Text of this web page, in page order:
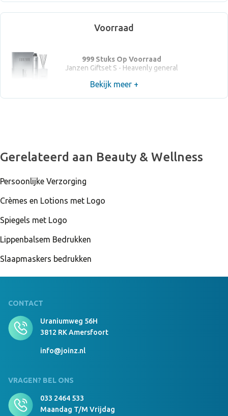
Voorraad
999 Stuks Op Voorraad
Janzen Giftset S - Heavenly general
Bekijk meer +
Gerelateerd aan Beauty & Wellness
Persoonlijke Verzorging
Crèmes en Lotions met Logo
Spiegels met Logo
Lippenbalsem Bedrukken
Slaapmaskers bedrukken
CONTACT
Uraniumweg 56H
3812 RK Amersfoort
info@joinz.nl
VRAGEN? BEL ONS
033 2464 533
Maandag T/m Vrijdag